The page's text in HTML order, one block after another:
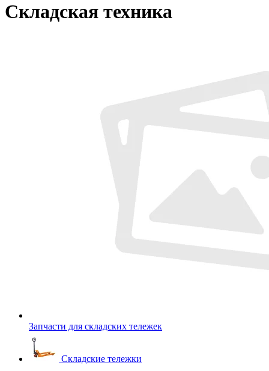
Складская техника
Запчасти для складских тележек
Складские тележки